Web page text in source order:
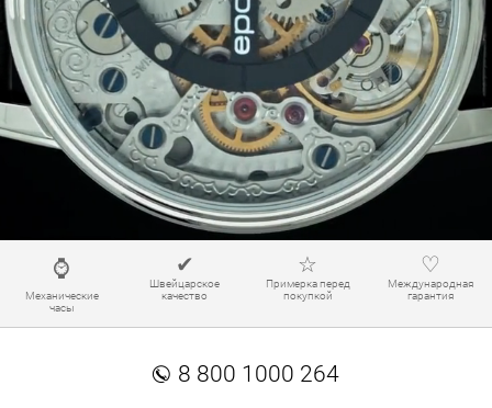
⌚
Механические
часы
✔
Швейцарское
качество
☆
Примерка перед
покупкой
♡
Международная
гарантия
✆ 8 800 1000 264